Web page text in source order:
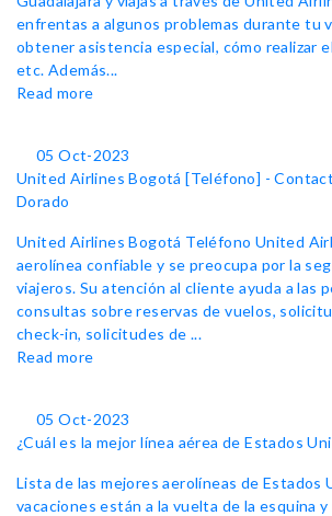
enfrentas a algunos problemas durante tu
obtener asistencia especial, cómo realizar
etc. Además...
Read more
05 Oct-2023
United Airlines Bogotá [Teléfono] -
Dorado
United Airlines Bogotá Teléfono United
aerolínea confiable y se preocupa por la
viajeros. Su atención al cliente ayuda a las
consultas sobre reservas de vuelos,
check-in, solicitudes de ...
Read more
05 Oct-2023
¿Cuál es la mejor línea aérea de Estados
Lista de las mejores aerolíneas de Estados
vacaciones están a la vuelta de la esquina